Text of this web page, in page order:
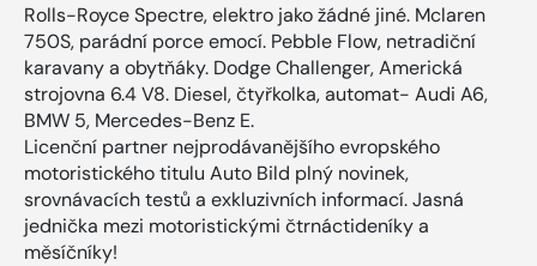
Rolls-Royce Spectre, elektro jako žádné jiné. Mclaren
750S, parádní porce emocí. Pebble Flow, netradiční
karavany a obytňáky. Dodge Challenger, Americká
strojovna 6.4 V8. Diesel, čtyřkolka, automat- Audi A6,
BMW 5, Mercedes-Benz E.
Licenční partner nejprodávanějšího evropského
motoristického titulu Auto Bild plný novinek,
srovnávacích testů a exkluzivních informací. Jasná
jednička mezi motoristickými čtrnáctideníky a
měsíčníky!